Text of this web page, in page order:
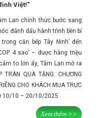
Việt!”
Lan chính thức bước sang
đánh dấu hành trình bền bỉ
căn bếp Tây Ninh’ đến
4 sao’ – được hàng triệu
to lớn ấy, Tâm Lan mở ra
QUÀ TẶNG. CHƯƠNG
CHO KHÁCH MUA TRỰC
10/10 – 20/10/2025
Xem thêm >>